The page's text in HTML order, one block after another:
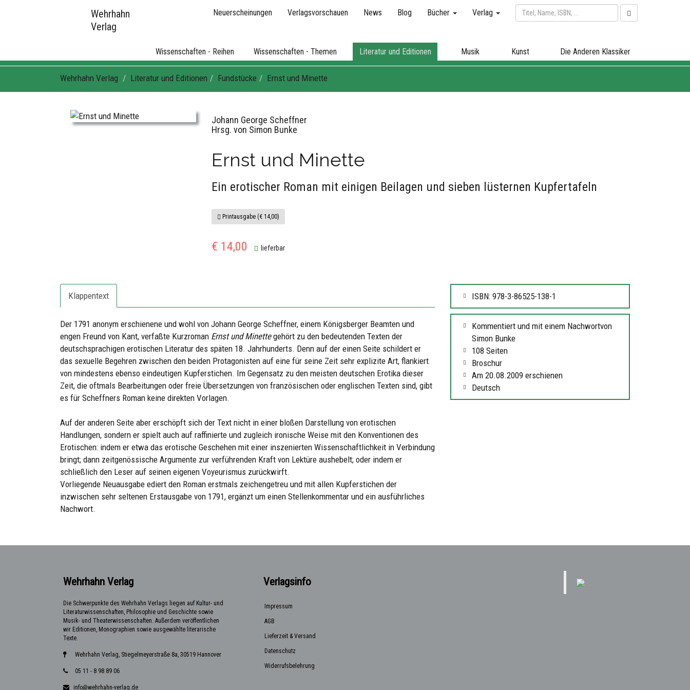
Wehrhahn
Verlag
Neuerscheinungen Verlagsvorschauen News Blog Bücher Verlag
Wissenschaften - Reihen Wissenschaften - Themen Literatur und Editionen Musik Kunst Die Anderen Klassiker
Wehrhahn Verlag Literatur und Editionen Fundstücke Ernst und Minette
Johann George Scheffner
Hrsg. von Simon Bunke
Ernst und Minette
Ein erotischer Roman mit einigen Beilagen und sieben lüsternen Kupfertafeln
Printausgabe (€ 14,00)
€ 14,00 lieferbar
Klappentext
Der 1791 anonym erschienene und wohl von Johann George Scheffner, einem Königsberger Beamten und
engen Freund von Kant, verfaßte Kurzroman Ernst und Minettegehört zu den bedeutenden Texten der
deutschsprachigen erotischen Literatur des späten 18. Jahrhunderts. Denn auf der einen Seite schildert er
das sexuelle Begehren zwischen den beiden Protagonisten auf eine für seine Zeit sehr explizite Art, flankiert
von mindestens ebenso eindeutigen Kupferstichen. Im Gegensatz zu den meisten deutschen Erotika dieser
Zeit, die oftmals Bearbeitungen oder freie Übersetzungen von französischen oder englischen Texten sind, gibt
es für Scheffners Roman keine direkten Vorlagen.
Auf der anderen Seite aber erschöpft sich der Text nicht in einer bloßen Darstellung von erotischen
Handlungen, sondern er spielt auch auf raffinierte und zugleich ironische Weise mit den Konventionen des
Erotischen: indem er etwa das erotische Geschehen mit einer inszenierten Wissenschaftlichkeit in Verbindung
bringt; dann zeitgenössische Argumente zur verführenden Kraft von Lektüre aushebelt; oder indem er
schließlich den Leser auf seinen eigenen Voyeurismus zurückwirft.
Vorliegende Neuausgabe ediert den Roman erstmals zeichengetreu und mit allen Kupferstichen der
inzwischen sehr seltenen Erstausgabe von 1791, ergänzt um einen Stellenkommentar und ein ausführliches
Nachwort.
ISBN: 978-3-86525-138-1
Kommentiert und mit einem Nachwortvon
Simon Bunke
108 Seiten
Broschur
Am 20.08.2009 erschienen
Deutsch
Wehrhahn Verlag
Die Schwerpunkte des Wehrhahn Verlags liegen auf Kultur- und
Literaturwissenschaften, Philosophie und Geschichte sowie
Musik- und Theaterwissenschaften. Außerdem veröffentlichen
wir Editionen, Monographien sowie ausgewählte literarische
Texte.
Wehrhahn Verlag, Stiegelmeyerstraße 8a, 30519 Hannover
05 11 - 8 98 89 06
info@wehrhahn-verlag.de
Verlagsinfo
Impressum
AGB
Lieferzeit & Versand
Datenschutz
Widerrufsbelehrung